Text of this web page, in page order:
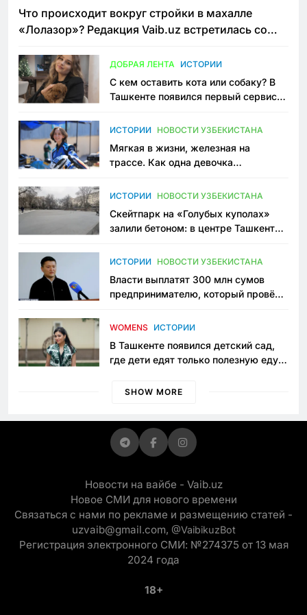
Что происходит вокруг стройки в махалле
«Лолазор»? Редакция Vaib.uz встретилась со
ДОБРАЯ ЛЕНТА ИСТОРИИ
С кем оставить кота или собаку? В
Ташкенте появился первый сервис
ИСТОРИИ НОВОСТИ УЗБЕКИСТАНА
Мягкая в жизни, железная на
трассе. Как одна девочка
Узбекистане
ИСТОРИИ НОВОСТИ УЗБЕКИСТАНА
Скейтпарк на «Голубых куполах»
залили бетоном: в центре Ташкента
пространство
ИСТОРИИ НОВОСТИ УЗБЕКИСТАНА
Власти выплатят 300 млн сумов
предпринимателю, который провёл
приговору
WOMENS ИСТОРИИ
В Ташкенте появился детский сад,
где дети едят только полезную еду.
просить «кашу без сахара»
SHOW MORE
Новости на вайбе - Vaib.uz
Новое СМИ для нового времени
Связаться с нами по рекламе и размещению статей -
uzvaib@gmail.com, @VaibikuzBot
Регистрация электронного СМИ: №274375 от 13 мая
2024 года
18+